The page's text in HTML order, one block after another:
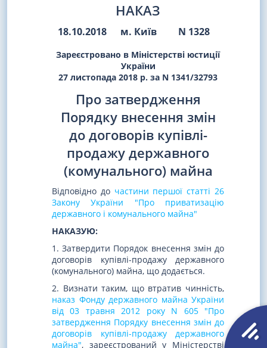
НАКАЗ
18.10.2018 м. Київ N 1328
Зареєстровано в Міністерстві юстиції
України
27 листопада 2018 р. за N 1341/32793
Про затвердження
Порядку внесення змін
до договорів купівлі-
продажу державного
(комунального) майна
Відповідно до частини першої статті 26
Закону України "Про приватизацію
державного і комунального майна"
НАКАЗУЮ:
1. Затвердити Порядок внесення змін до
договорів купівлі-продажу державного
(комунального) майна, що додається.
2. Визнати таким, що втратив чинність,
наказ Фонду державного майна України
від 03 травня 2012 року N 605 "Про
затвердження Порядку внесення змін до
договорів купівлі-продажу державного
майна", зареєстрований у Міністерстві